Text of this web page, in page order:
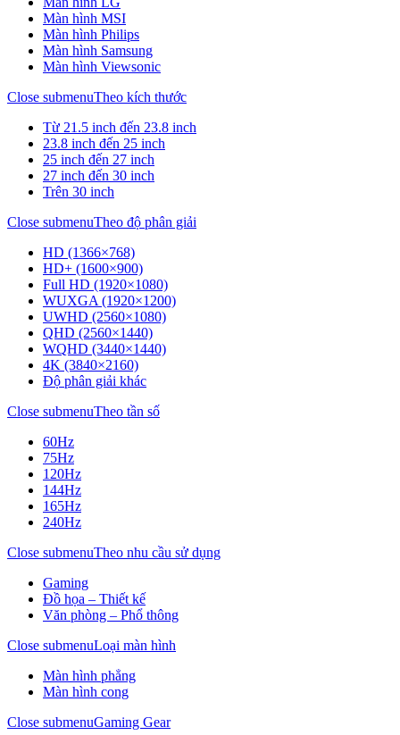
Màn hình MSI
Màn hình Philips
Màn hình Samsung
Màn hình Viewsonic
Close submenuTheo kích thước
Từ 21.5 inch đến 23.8 inch
23.8 inch đến 25 inch
25 inch đến 27 inch
27 inch đến 30 inch
Trên 30 inch
Close submenuTheo độ phân giải
HD (1366×768)
HD+ (1600×900)
Full HD (1920×1080)
WUXGA (1920×1200)
UWHD (2560×1080)
QHD (2560×1440)
WQHD (3440×1440)
4K (3840×2160)
Độ phân giải khác
Close submenuTheo tần số
60Hz
75Hz
120Hz
144Hz
165Hz
240Hz
Close submenuTheo nhu cầu sử dụng
Gaming
Đồ họa – Thiết kế
Văn phòng – Phổ thông
Close submenuLoại màn hình
Màn hình phẳng
Màn hình cong
Close submenuGaming Gear